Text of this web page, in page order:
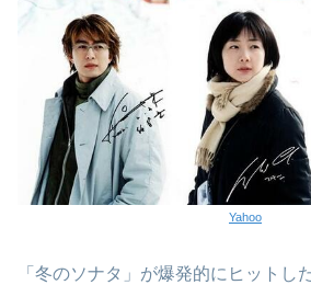
Yahoo
「冬のソナタ」が爆発的にヒットし